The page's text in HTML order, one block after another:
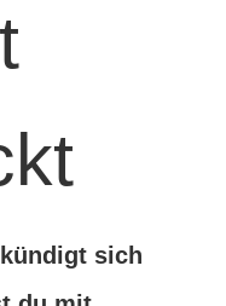
sich